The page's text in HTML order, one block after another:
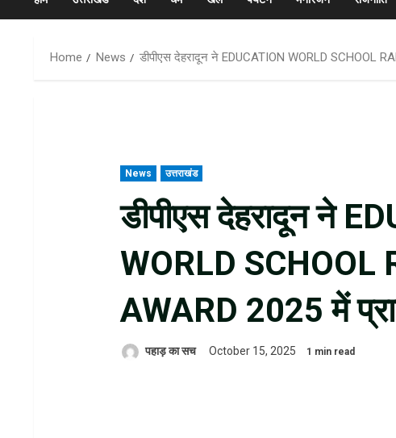
Home News डीपीएस देहरादून ने EDUCATION WORLD SCHOOL
News उत्तराखंड
डीपीएस देहरादून ने
WORLD SCHOOL
AWARD 2025 में
पहाड़ का सच October 15, 2025 1 min read